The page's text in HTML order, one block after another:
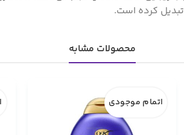
کرده است.
محصولات مشابه
اتمام موجودی